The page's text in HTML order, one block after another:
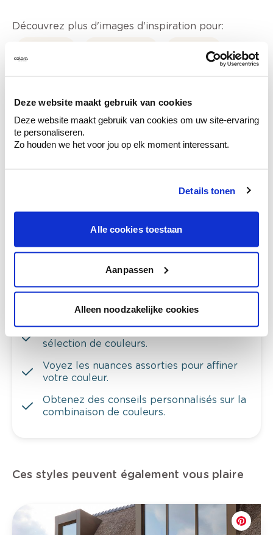
Deze website maakt gebruik van cookies
Deze website maakt gebruik van cookies om uw site-ervaring
te personaliseren.
Zo houden we het voor jou op elk moment interessant.
Details tonen
Alle cookies toestaan
Aanpassen
Alleen noodzakelijke cookies
Découvrez plus d'images d'inspiration pour:
Conseil couleur à domicile
l'éclairage et de votre mobilier.
Obtenez un contrôle technologique de vos
murs.
Voyez votre couleur en magasin
sélection de couleurs.
Voyez les nuances assorties pour affiner
votre couleur.
Obtenez des conseils personnalisés sur la
combinaison de couleurs.
Ces styles peuvent également vous plaire